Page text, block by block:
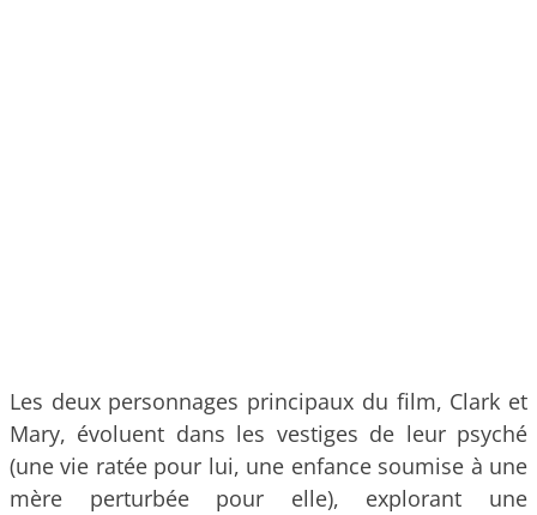
Les deux personnages principaux du film, Clark et
Mary, évoluent dans les vestiges de leur psyché
(une vie ratée pour lui, une enfance soumise à une
mère perturbée pour elle), explorant une